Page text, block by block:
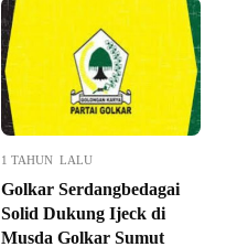
1 TAHUN LALU
Golkar Serdangbedagai
Solid Dukung Ijeck di
Musda Golkar Sumut